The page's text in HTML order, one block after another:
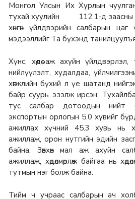
Монгол Улсын Их Хурлын
тухай хуулийн 112.1-д заасны
хөнгөн үйлдвэрийн салбарын
мэдээллийг Та бүхэнд
Хүнс, хөдөө аж ахуйн
нийлүүлэлт, худалдаа,
хөгжлийн бүхий л үе шатанд
байр суурь эзэлж ирсэн.
тус салбар дотоодын нийт
экспортын орлогын 5.0 хувийг
ажиллах хүчний 45.3 хувь нь
ажиллаж, орон нутгийн эдийн
байна. Зөвхөн мал аж ахуйн
ажиллаж, хөдөлмөрлөж байгаа нь
тутмын нэг болж байна.
Тийм ч учраас салбарын ач